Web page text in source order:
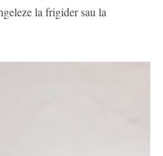
la frigider sau la